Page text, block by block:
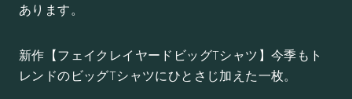
あります。
新作【フェイクレイヤードビッグTシャツ】今季もト
レンドのビッグTシャツにひとさじ加えた一枚。